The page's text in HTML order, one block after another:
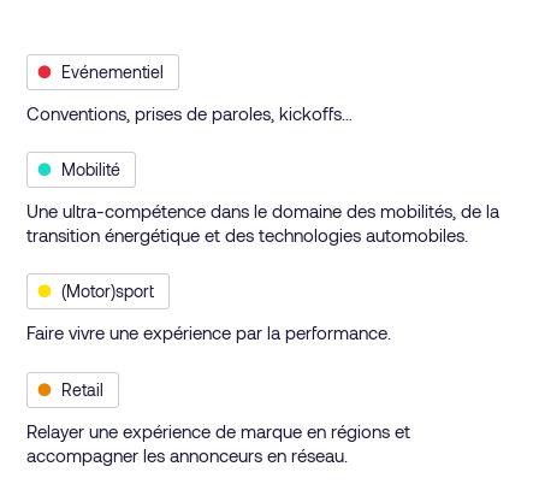
● Evénementiel
Conventions, prises de paroles, kickoffs…
● Mobilité
Une ultra-compétence dans le domaine des mobilités, de la
transition énergétique et des technologies automobiles.
● (Motor)sport
Faire vivre une expérience par la performance.
● Retail
Relayer une expérience de marque en régions et
accompagner les annonceurs en réseau.